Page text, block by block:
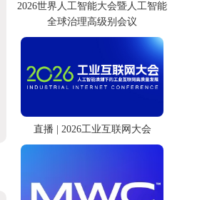
2026世界人工智能大会暨人工智能
全球治理高级别会议
直播 | 2026工业互联网大会